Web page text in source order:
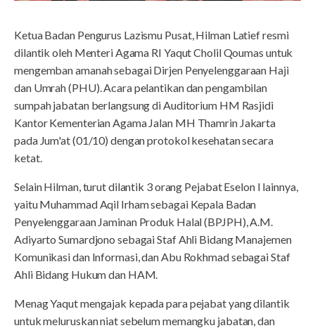
Ketua Badan Pengurus Lazismu Pusat, Hilman Latief resmi
dilantik oleh Menteri Agama RI Yaqut Cholil Qoumas untuk
mengemban amanah sebagai Dirjen Penyelenggaraan Haji
dan Umrah (PHU). Acara pelantikan dan pengambilan
sumpah jabatan berlangsung di Auditorium HM Rasjidi
Kantor Kementerian Agama Jalan MH Thamrin Jakarta
pada Jum'at (01/10) dengan protokol kesehatan secara
ketat.
Selain Hilman, turut dilantik 3 orang Pejabat Eselon I lainnya,
yaitu Muhammad Aqil Irham sebagai Kepala Badan
Penyelenggaraan Jaminan Produk Halal (BPJPH), A.M.
Adiyarto Sumardjono sebagai Staf Ahli Bidang Manajemen
Komunikasi dan Informasi, dan Abu Rokhmad sebagai Staf
Ahli Bidang Hukum dan HAM.
Menag Yaqut mengajak kepada para pejabat yang dilantik
untuk meluruskan niat sebelum memangku jabatan, dan